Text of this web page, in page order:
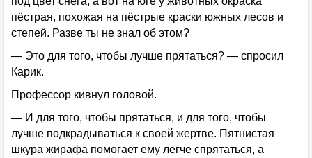
пёстрая, похожая на пёстрые краски южных лесов и
степей. Разве ты не знал об этом?
— Это для того, чтобы лучше прятаться? — спросил
Карик.
Профессор кивнул головой.
— И для того, чтобы прятаться, и для того, чтобы
лучше подкрадываться к своей жертве. Пятнистая
шкура жирафа помогает ему легче спрятаться, а